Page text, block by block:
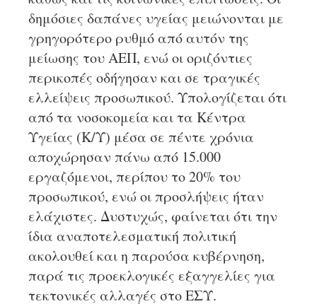
δημόσιες δαπάνες υγείας μειώνονται με
γρηγορότερο ρυθμό από αυτόν της
μείωσης του ΑΕΠ, ενώ οι οριζόντιες
περικοπές οδήγησαν και σε τραγικές
ελλείψεις προσωπικού. Υπολογίζεται ότι
από τα νοσοκομεία και τα Κέντρα
Υγείας (Κ/Υ) μέσα σε πέντε χρόνια
αποχώρησαν πάνω από 15.000
εργαζόμενοι, περίπου το 20% του
προσωπικού, ενώ οι προσλήψεις ήταν
ελάχιστες. Δυστυχώς, φαίνεται ότι την
ίδια αναποτελεσματική πολιτική
ακολουθεί και η παρούσα κυβέρνηση,
παρά τις προεκλογικές εξαγγελίες για
τεκτονικές αλλαγές στο ΕΣΥ.